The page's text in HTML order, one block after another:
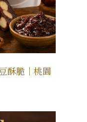
酥脆｜桃園